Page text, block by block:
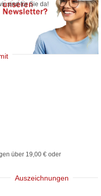
sind für Sie da!
über 19,00 € oder
Auszeichnungen